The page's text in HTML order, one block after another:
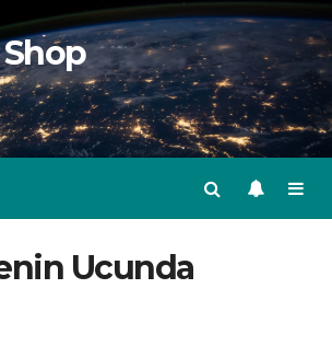
Ucunda